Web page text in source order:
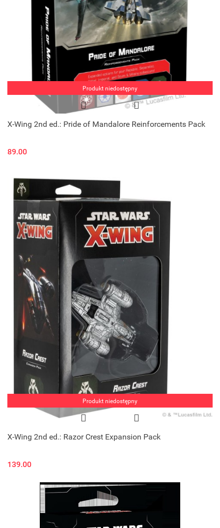
Produkt niedostępny
X-Wing 2nd ed.: Pride of Mandalore Reinforcements Pack
89.00
Produkt niedostępny
X-Wing 2nd ed.: Razor Crest Expansion Pack
139.00